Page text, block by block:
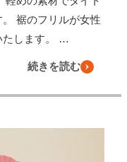
裾のフリルが女性
たします。 …
続きを読む